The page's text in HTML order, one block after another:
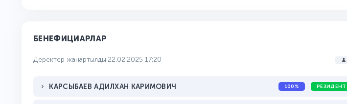
БЕНЕФИЦИАРЛАР
Деректер жаңартылды:22.02.2025 17:20
КАРСЫБАЕВ АДИЛХАН КАРИМОВИЧ 100% РЕЗИДЕНТ